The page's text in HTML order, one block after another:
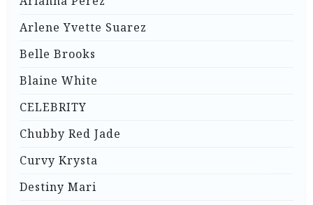
Arlene Yvette Suarez
Belle Brooks
Blaine White
CELEBRITY
Chubby Red Jade
Curvy Krysta
Destiny Mari